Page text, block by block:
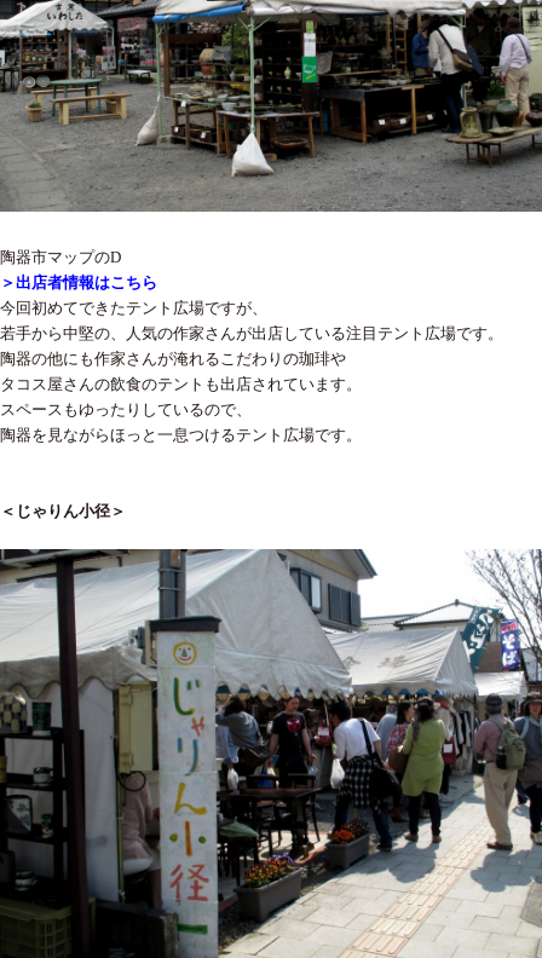
陶器市マップのD
＞出店者情報はこちら
今回初めてできたテント広場ですが、
若手から中堅の、人気の作家さんが出店している注目テント広場です。
陶器の他にも作家さんが淹れるこだわりの珈琲や
タコス屋さんの飲食のテントも出店されています。
スペースもゆったりしているので、
陶器を見ながらほっと一息つけるテント広場です。
＜じゃりん小径＞